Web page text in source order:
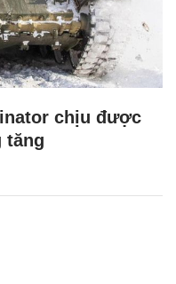
chịu được
tăng